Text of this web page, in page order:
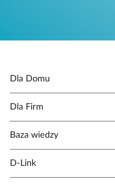
Dla Domu
Dla Firm
Baza wiedzy
D‑Link